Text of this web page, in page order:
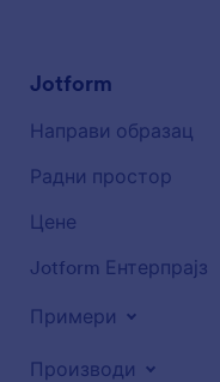
Jotform
Направи образац
Радни простор
Цене
Jotform Ентерпрајз
Примери
Производи